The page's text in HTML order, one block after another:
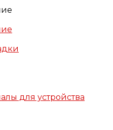
для устройства